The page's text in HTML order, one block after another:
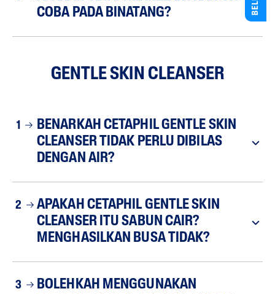
COBA PADA BINATANG?
GENTLE SKIN CLEANSER
1
BENARKAH CETAPHIL GENTLE SKIN
CLEANSER TIDAK PERLU DIBILAS
DENGAN AIR?
2
APAKAH CETAPHIL GENTLE SKIN
CLEANSER ITU SABUN CAIR?
MENGHASILKAN BUSA TIDAK?
3
BOLEHKAH MENGGUNAKAN